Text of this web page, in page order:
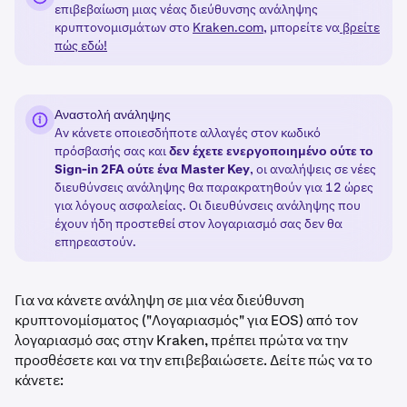
επιβεβαίωση μιας νέας διεύθυνσης ανάληψης
κρυπτονομισμάτων στο Kraken.com, μπορείτε να βρείτε
πώς εδώ!
Αναστολή ανάληψης
Αν κάνετε οποιεσδήποτε αλλαγές στον κωδικό
πρόσβασής σας καιδεν έχετε ενεργοποιημένο ούτε το
Sign-in 2FA ούτε ένα Master Key, οι αναλήψεις σε νέες
διευθύνσεις ανάληψης θα παρακρατηθούν για 12 ώρες
για λόγους ασφαλείας. Οι διευθύνσεις ανάληψης που
έχουν ήδη προστεθεί στον λογαριασμό σας δεν θα
επηρεαστούν.
Για να κάνετε ανάληψη σε μια νέα διεύθυνση
κρυπτονομίσματος ("Λογαριασμός" για EOS) από τον
λογαριασμό σας στην Kraken, πρέπει πρώτα να την
προσθέσετε και να την επιβεβαιώσετε. Δείτε πώς να το
κάνετε: